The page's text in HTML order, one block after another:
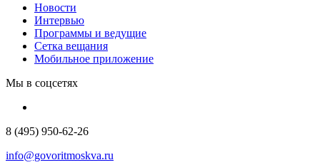
Новости
Интервью
Программы и ведущие
Сетка вещания
Мобильное приложение
Мы в соцсетях
8 (495) 950-62-26
info@govoritmoskva.ru